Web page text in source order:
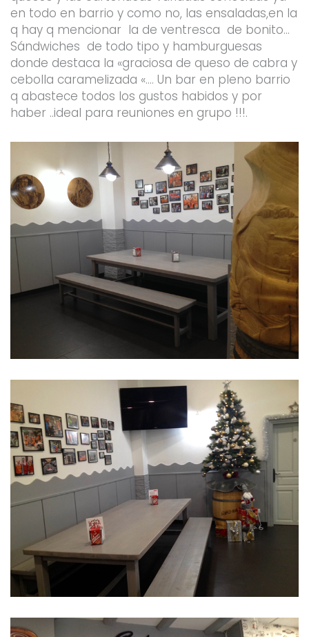
en todo en barrio y como no, las ensaladas,en la
q hay q mencionar la de ventresca de bonito…
Sándwiches de todo tipo y hamburguesas
donde destaca la «graciosa de queso de cabra y
cebolla caramelizada «…. Un bar en pleno barrio
q abastece todos los gustos habidos y por
haber ..ideal para reuniones en grupo !!!.